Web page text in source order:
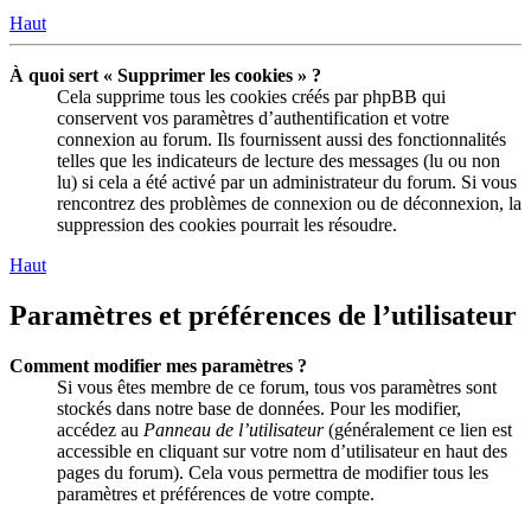
Haut
À quoi sert « Supprimer les cookies » ?
Cela supprime tous les cookies créés par phpBB qui
conservent vos paramètres d’authentification et votre
connexion au forum. Ils fournissent aussi des fonctionnalités
telles que les indicateurs de lecture des messages (lu ou non
lu) si cela a été activé par un administrateur du forum. Si vous
rencontrez des problèmes de connexion ou de déconnexion, la
suppression des cookies pourrait les résoudre.
Haut
Paramètres et préférences de l’utilisateur
Comment modifier mes paramètres ?
Si vous êtes membre de ce forum, tous vos paramètres sont
stockés dans notre base de données. Pour les modifier,
accédez au Panneau de l’utilisateur(généralement ce lien est
accessible en cliquant sur votre nom d’utilisateur en haut des
pages du forum). Cela vous permettra de modifier tous les
paramètres et préférences de votre compte.